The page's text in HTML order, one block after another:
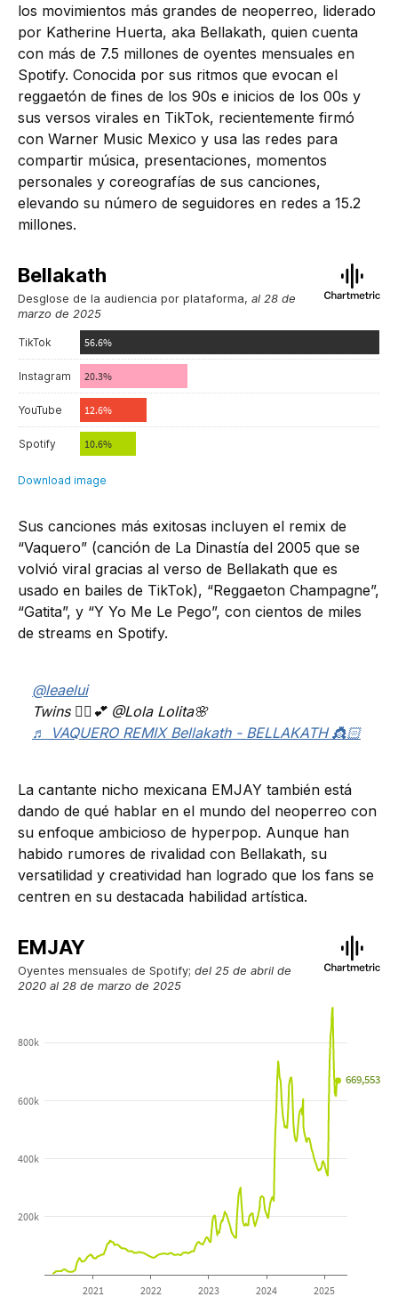
los movimientos más grandes de neoperreo, liderado
por Katherine Huerta, aka Bellakath, quien cuenta
con más de 7.5 millones de oyentes mensuales en
Spotify. Conocida por sus ritmos que evocan el
reggaetón de fines de los 90s e inicios de los 00s y
sus versos virales en TikTok, recientemente firmó
con Warner Music Mexico y usa las redes para
compartir música, presentaciones, momentos
personales y coreografías de sus canciones,
elevando su número de seguidores en redes a 15.2
millones.
Sus canciones más exitosas incluyen el remix de
“Vaquero” (canción de La Dinastía del 2005 que se
volvió viral gracias al verso de Bellakath que es
usado en bailes de TikTok), “Reggaeton Champagne”,
“Gatita”, y “Y Yo Me Le Pego”, con cientos de miles
de streams en Spotify.
@leaelui
Twins 👯‍♀️💕 @Lola Lolita🌸
♬ VAQUERO REMIX Bellakath - BELLAKATH 👸🏻
La cantante nicho mexicana EMJAY también está
dando de qué hablar en el mundo del neoperreo con
su enfoque ambicioso de hyperpop. Aunque han
habido rumores de rivalidad con Bellakath, su
versatilidad y creatividad han logrado que los fans se
centren en su destacada habilidad artística.